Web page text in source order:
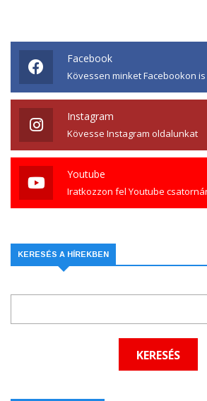
Facebook
Kövessen minket Facebookon is
Instagram
Kövesse Instagram oldalunkat
Youtube
Iratkozzon fel Youtube
KERESÉS A HÍREKBEN